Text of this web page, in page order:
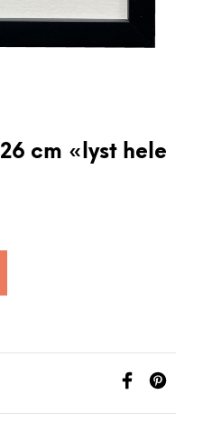
cm «lyst hele